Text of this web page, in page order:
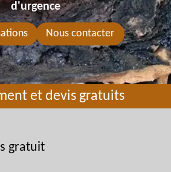
d'urgence
Nous contacter
et devis gratuits
gratuit